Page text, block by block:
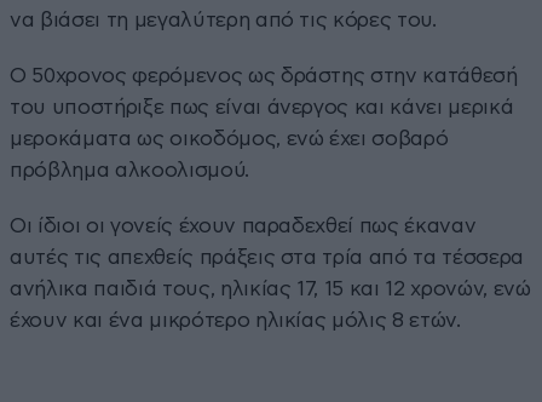
να βιάσει τη μεγαλύτερη από τις κόρες του.
Ο 50χρονος φερόμενος ως δράστης στην κατάθεσή
του υποστήριξε πως είναι άνεργος και κάνει μερικά
μεροκάματα ως οικοδόμος, ενώ έχει σοβαρό
πρόβλημα αλκοολισμού.
Οι ίδιοι οι γονείς έχουν παραδεχθεί πως έκαναν
αυτές τις απεχθείς πράξεις στα τρία από τα τέσσερα
ανήλικα παιδιά τους, ηλικίας 17, 15 και 12 χρονών, ενώ
έχουν και ένα μικρότερο ηλικίας μόλις 8 ετών.